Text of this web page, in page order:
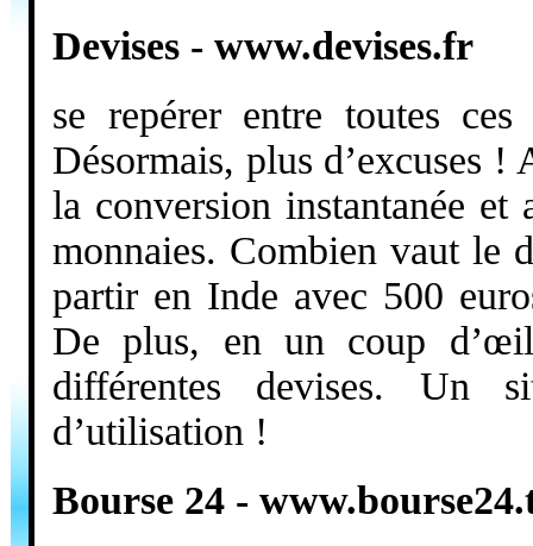
Devises - www.devises.fr
se repérer entre toutes
Désormais, plus d’excuses !
la conversion instantanée
monnaies. Combien vaut le
partir en Inde avec 500
De plus, en un coup
différentes devises. Un
d’utilisation !
Bourse 24 -